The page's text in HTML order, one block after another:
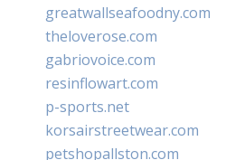
greatwallseafoodny.com
theloverose.com
gabriovoice.com
resinflowart.com
p-sports.net
korsairstreetwear.com
petshopallston.com